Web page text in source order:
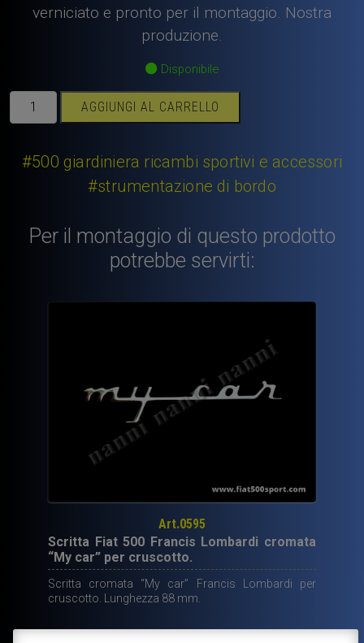
verniciato e pronto per il montaggio. Nostra
produzione.
Disponibile
Cruscotto
Fiat
My
AGGIUNGI AL CARRELLO
#500 giardiniera ricambi sportivi e accessori
#strumentazione di bordo
Per il montaggio di questo prodotto
potrebbe servirti:
Art.0595
Scritta Fiat 500 Francis Lombardi cromata
“My car” per cruscotto.
Scritta cromata “My car” Francis Lombardi per
cruscotto. Lunghezza 88 mm.